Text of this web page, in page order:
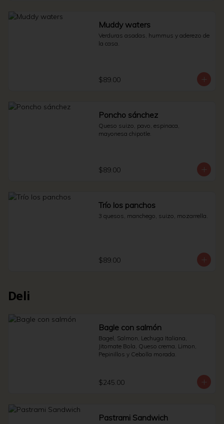
Muddy waters
Verduras asadas, hummus y aderezo de
la casa.
$89.00
Poncho sánchez
Queso suizo, pavo, espinaca,
mayonesa chipotle.
$89.00
Trío los panchos
3 quesos, manchego, suizo, mozarrella.
$89.00
Deli
Bagle con salmón
Bagel, Salmon, Lechuga Italiana,
Jitomate Bola, Queso crema, Limon,
Pepinillos y Cebolla morada.
$245.00
Pastrami Sandwich